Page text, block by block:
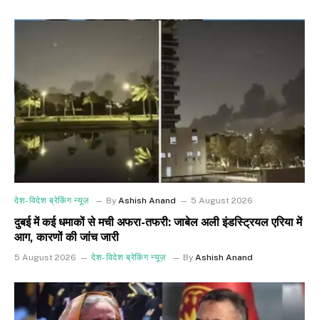
देश-विदेश ब्रेकिंग न्यूज़ By Ashish Anand 5 August 2026
दुबई में कई धमाकों से मची अफरा-तफरी: जाबेल अली इंडस्ट्रियल एरिया में
आग, कारणों की जांच जारी
5 August 2026 देश-विदेश ब्रेकिंग न्यूज़ By Ashish Anand